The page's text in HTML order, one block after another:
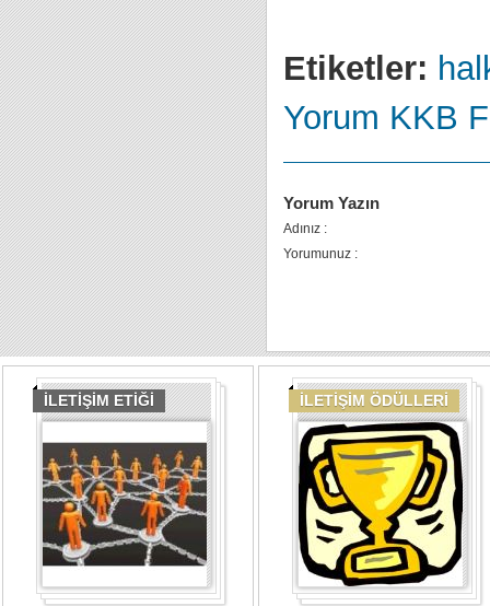
Etiketler:
Yorum KKB
Yorum Yazın
Adınız :
Yorumunuz :
İLETİŞİM ETİĞİ İLETİŞİM ÖDÜLLERİ